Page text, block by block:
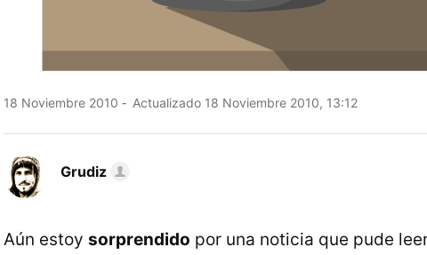
18 Noviembre 2010 Actualizado 18 Noviembre 2010, 13:12
Grudiz
Aún estoy sorprendido por una noticia que pude